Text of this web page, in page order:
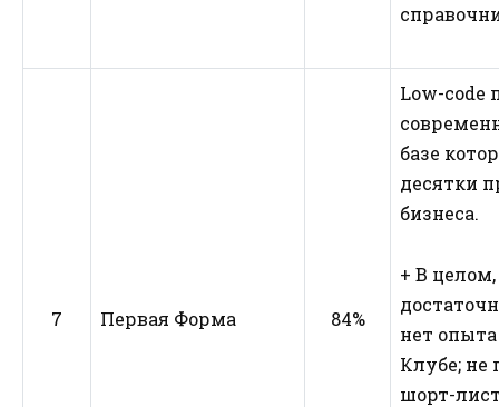
7 Первая Форма 84%
Low-code
базе
десятки
бизнеса.
+ В
нет
Клубе; не
шорт-